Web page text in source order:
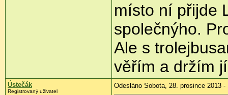
místo ní přijde
společnýho.
Ale s
věřím a držím
Ústečák
Registrovaný uživatel
Odesláno Sobota, 28. prosince 2013 -